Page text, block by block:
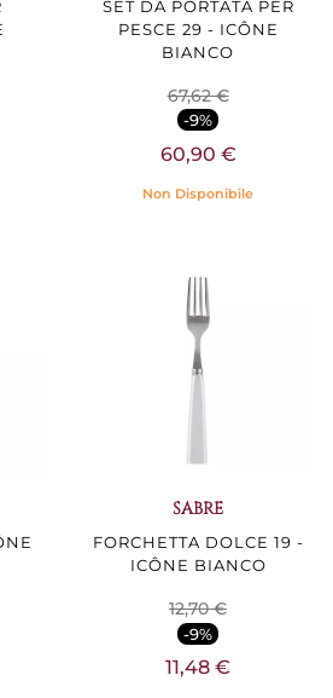
SET DA PORTATA PER
PESCE 29 - ICÔNE
BIANCO
67,62 €
-9%
60,90 €
Non Disponibile
SABRE
FORCHETTA DOLCE 19 -
ICÔNE BIANCO
12,70 €
-9%
11,48 €